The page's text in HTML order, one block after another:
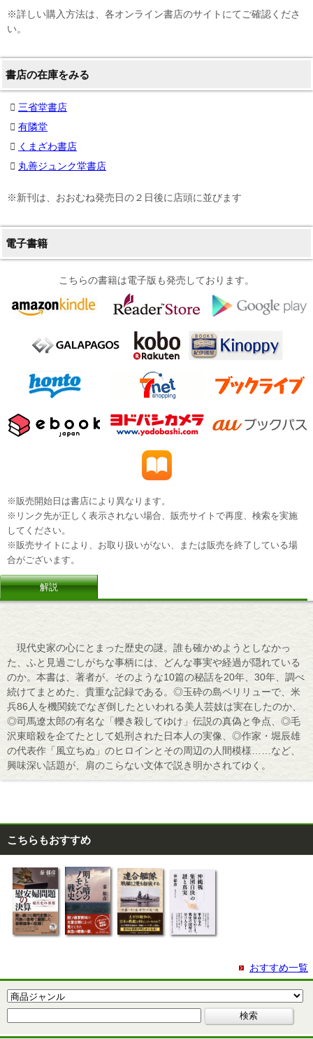
※詳しい購入方法は、各オンライン書店のサイトにてご確認くださ
い。
書店の在庫をみる
三省堂書店
有隣堂
くまざわ書店
丸善ジュンク堂書店
※新刊は、おおむね発売日の２日後に店頭に並びます
電子書籍
こちらの書籍は電子版も発売しております。
※販売開始日は書店により異なります。
※リンク先が正しく表示されない場合、販売サイトで再度、検索を実施
してください。
※販売サイトにより、お取り扱いがない、または販売を終了している場
合がございます。
解説
現代史家の心にとまった歴史の謎。誰も確かめようとしなかっ
た、ふと見過ごしがちな事柄には、どんな事実や経過が隠れている
のか。本書は、著者が、そのような10篇の秘話を20年、30年、調べ
続けてまとめた、貴重な記録である。◎玉砕の島ペリリューで、米
兵86人を機関銃でなぎ倒したといわれる美人芸妓は実在したのか、
◎司馬遼太郎の有名な「轢き殺してゆけ」伝説の真偽と争点、◎毛
沢東暗殺を企てたとして処刑された日本人の実像、◎作家・堀辰雄
の代表作「風立ちぬ」のヒロインとその周辺の人間模様……など、
興味深い話題が、肩のこらない文体で説き明かされてゆく。
こちらもおすすめ
おすすめ一覧